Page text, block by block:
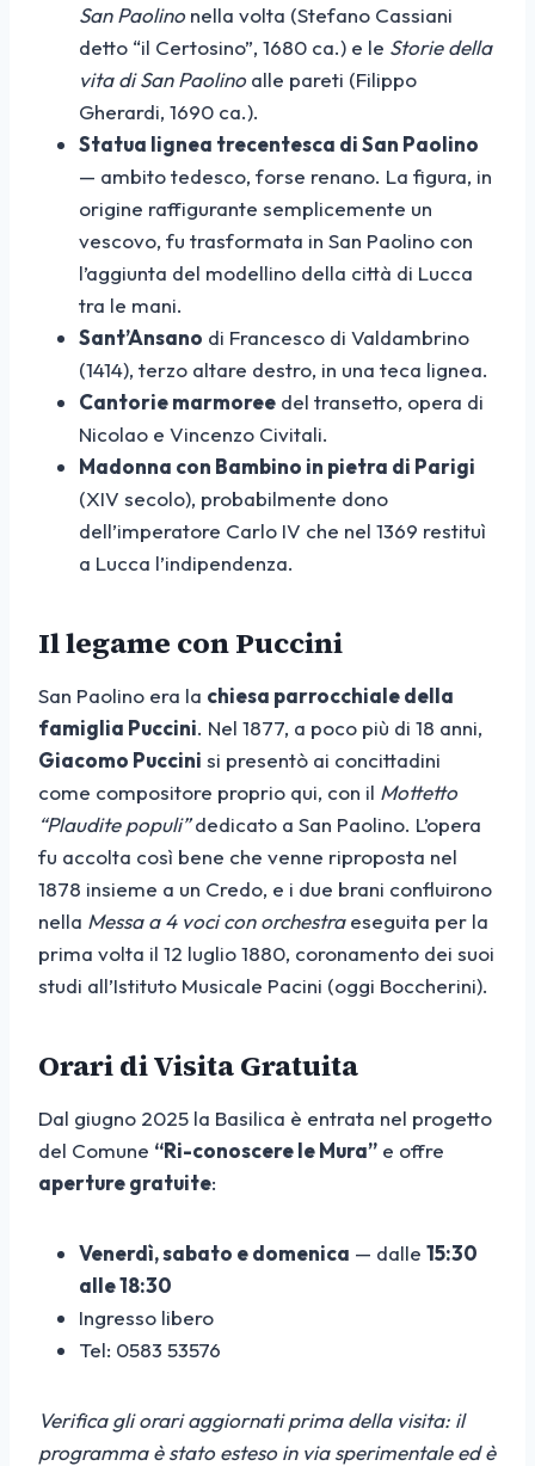
San Paolino nella volta (Stefano Cassiani
detto “il Certosino”, 1680 ca.) e le Storie della
vita di San Paolino alle pareti (Filippo
Gherardi, 1690 ca.).
Statua lignea trecentesca di San Paolino
— ambito tedesco, forse renano. La figura, in
origine raffigurante semplicemente un
vescovo, fu trasformata in San Paolino con
l’aggiunta del modellino della città di Lucca
tra le mani.
Sant’Ansano di Francesco di Valdambrino
(1414), terzo altare destro, in una teca lignea.
Cantorie marmoree del transetto, opera di
Nicolao e Vincenzo Civitali.
Madonna con Bambino in pietra di Parigi
(XIV secolo), probabilmente dono
dell’imperatore Carlo IV che nel 1369 restituì
a Lucca l’indipendenza.
Il legame con Puccini
San Paolino era la chiesa parrocchiale della
famiglia Puccini. Nel 1877, a poco più di 18 anni,
Giacomo Puccini si presentò ai concittadini
come compositore proprio qui, con il Mottetto
“Plaudite populi”dedicato a San Paolino. L’opera
fu accolta così bene che venne riproposta nel
1878 insieme a un Credo, e i due brani confluirono
nella Messa a 4 voci con orchestraeseguita per la
prima volta il 12 luglio 1880, coronamento dei suoi
studi all’Istituto Musicale Pacini (oggi Boccherini).
Orari di Visita Gratuita
Dal giugno 2025 la Basilica è entrata nel progetto
del Comune “Ri-conoscere le Mura” e offre
aperture gratuite:
Venerdì, sabato e domenica — dalle 15:30
alle 18:30
Ingresso libero
Tel: 0583 53576
Verifica gli orari aggiornati prima della visita: il
programma è stato esteso in via sperimentale ed è